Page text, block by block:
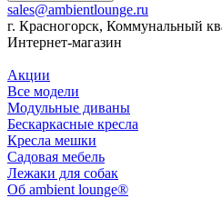
sales@ambientlounge.ru
г. Красногорск, Коммунальный
Интернет-магазин
Акции
Все модели
Модульные диваны
Бескаркасные кресла
Кресла мешки
Садовая мебель
Лежаки для собак
Об ambient lounge®